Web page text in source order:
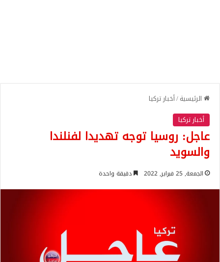
الرئيسية/أخبار تركيا
أخبار تركيا
عاجل: روسيا توجه تهديدا لفنلندا
والسويد
الجمعة, 25 فبراير, 2022 دقيقة واحدة